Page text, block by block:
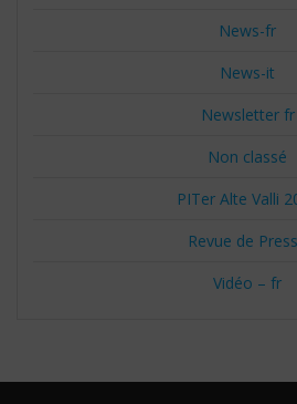
News-fr
News-it
Newsletter fr
Non classé
PITer Alte Valli
Revue de
Vidéo – fr